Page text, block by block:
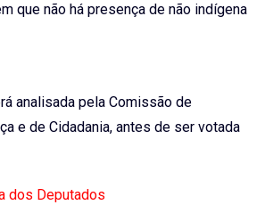
que não há presença de não indígena
analisada pela Comissão de
e de Cidadania, antes de ser votada
dos Deputados